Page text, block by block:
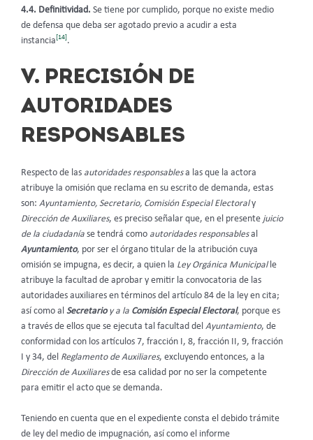
4.4. Definitividad. Se tiene por cumplido, porque no existe medio
de defensa que deba ser agotado previo a acudir a esta
instancia [14] .
V. PRECISIÓN DE
AUTORIDADES
RESPONSABLES
Respecto de las autoridades responsablesa las que la actora
atribuye la omisión que reclama en su escrito de demanda, estas
son: Ayuntamiento, Secretario, Comisión Especial Electoraly
Dirección de Auxiliares, es preciso señalar que, en el presente juicio
de la ciudadanía se tendrá como autoridades responsablesal
Ayuntamiento, por ser el órgano titular de la atribución cuya
omisión se impugna, es decir, a quien la Ley Orgánica Municipalle
atribuye la facultad de aprobar y emitir la convocatoria de las
autoridades auxiliares en términos del artículo 84 de la ley en cita;
así como al Secretario y a la Comisión Especial Electoral, porque es
a través de ellos que se ejecuta tal facultad del Ayuntamiento, de
conformidad con los artículos 7, fracción I, 8, fracción II, 9, fracción
I y 34, del Reglamento de Auxiliares, excluyendo entonces, a la
Dirección de Auxiliaresde esa calidad por no ser la competente
para emitir el acto que se demanda.
Teniendo en cuenta que en el expediente consta el debido trámite
de ley del medio de impugnación, así como el informe